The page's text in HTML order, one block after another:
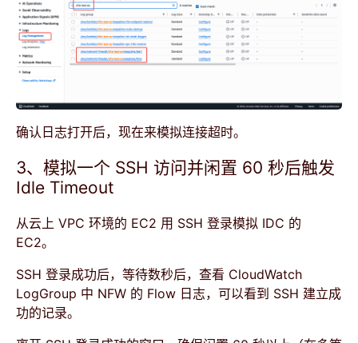
确认日志打开后，现在来模拟连接超时。
3、模拟一个 SSH 访问并闲置 60 秒后触发
Idle Timeout
从云上 VPC 环境的 EC2 用 SSH 登录模拟 IDC 的
EC2。
SSH 登录成功后，等待数秒后，查看 CloudWatch
LogGroup 中 NFW 的 Flow 日志，可以看到 SSH 建立成
功的记录。